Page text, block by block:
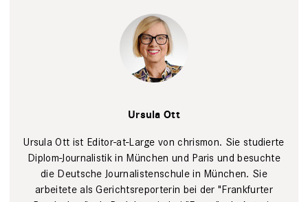
Ursula Ott
Ursula Ott ist Editor-at-Large von chrismon. Sie studierte
Diplom-Journalistik in München und Paris und besuchte
die Deutsche Journalistenschule in München. Sie
arbeitete als Gerichtsreporterin bei der "Frankfurter